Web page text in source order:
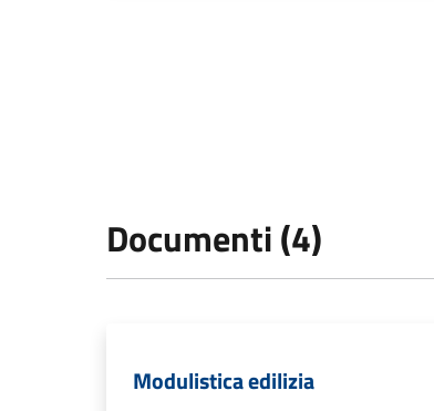
Documenti (4)
Modulistica edilizia